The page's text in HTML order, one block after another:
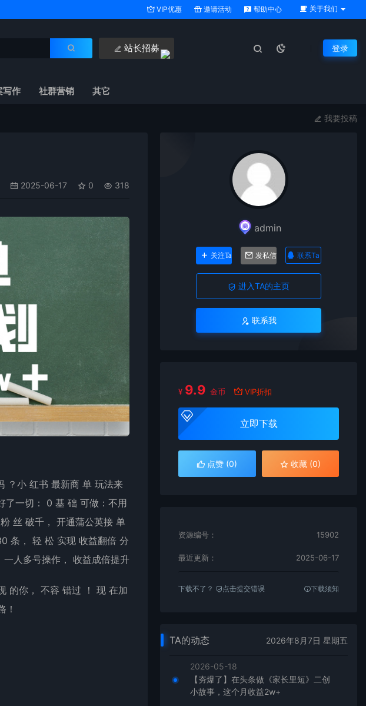
VIP优惠 邀请活动 帮助中心 关于我们
站长招募 登录
写作 社群营销 其它
我要投稿
2025-06-17 0 318
？小 红书 最新商 单 玩法来
了一切： 0 基 础 可做：不用
丝 破千， 开通蒲公英接 单
条， 轻 松 实现 收益翻倍 分
人多号操作， 收益成倍提升
的你， 不容 错过 ！ 现 在加
！
admin
关注Ta 发私信 联系Ta
进入TA的主页
联系我
¥ 9.9 金币 VIP折扣
立即下载
点赞 (0) 收藏 (0)
资源编号： 15902
最近更新： 2025-06-17
下载不了？ 点击提交错误 下载须知
TA的动态 2026年8月7日 星期五
2026-05-18
【夯爆了】在头条做《家长里短》二创
小故事，这个月收益2w+